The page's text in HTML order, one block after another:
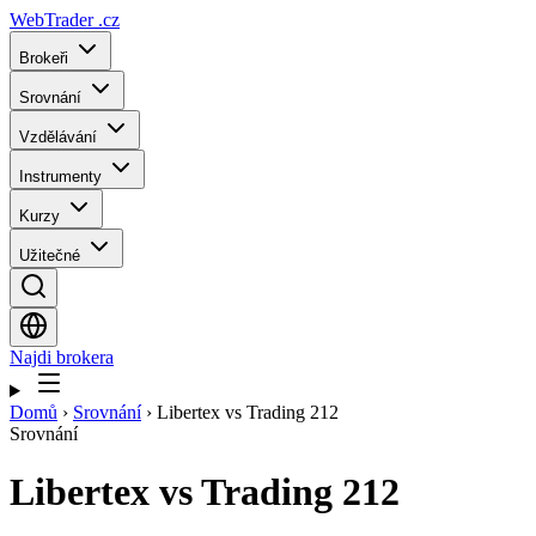
WebTrader .cz
Brokeři
Srovnání
Vzdělávání
Instrumenty
Kurzy
Užitečné
Najdi brokera
Domů › Srovnání › Libertex vs Trading 212
Srovnání
Libertex vsTrading 212